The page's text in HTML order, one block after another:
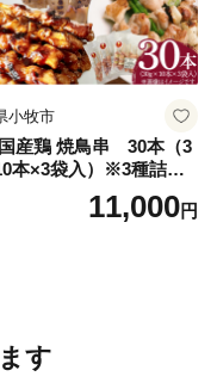
小牧市
産鶏 焼鳥串 30本（3
本×3袋入）※3種詰め
せ 焼き鳥 おつまみ バー
ュー 小分け 国産 鶏肉 焼
11,000円
す